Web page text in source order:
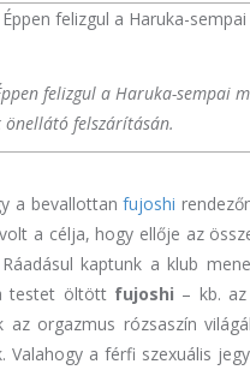
felizgul a Haruka-sempai
önellátó felszárításán.
a bevallottanfujoshi
a célja, hogy ellője az
kaptunk a klub
testet öltött fujoshi – kb.
orgazmus rózsaszín
a férfi szexuális